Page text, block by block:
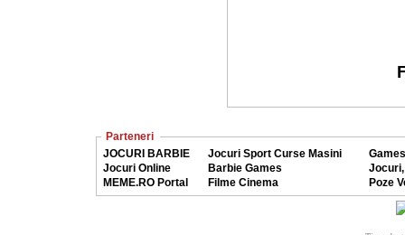
Parteneri
JOCURI BARBIE
Jocuri Sport Curse Masini
Jocuri Online
Barbie Games
MEME.RO Portal
Filme Cinema Poze